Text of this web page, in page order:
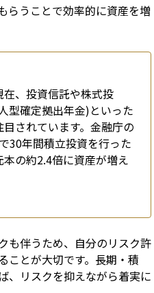
らうことで効率的に資産を増
、投資信託や株式投
型確定拠出年金)といった
されています。金融庁の
30年間積立投資を行った
の約2.4倍に資産が増え
も伴うため、自分のリスク許
ことが大切です。長期・積
、リスクを抑えながら着実に